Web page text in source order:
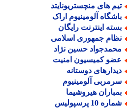
های منچستریونایتد
آلومینیوم اراک
اینترنت رایگان
جمهوری اسلامی
حسین نژاد
کمیسیون امنیت
دوستانه
آلومینیوم
هیروشیما
10 پرسپولیس